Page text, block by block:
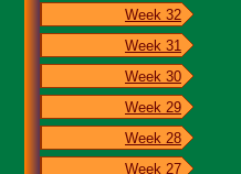
Week 32
Week 31
Week 30
Week 29
Week 28
Week 27